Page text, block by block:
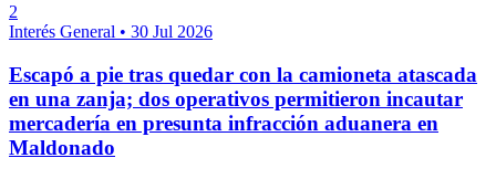
2
Interés General • 30 Jul 2026
Escapó a pie tras quedar con la camioneta atascada
en una zanja; dos operativos permitieron incautar
mercadería en presunta infracción aduanera en
Maldonado